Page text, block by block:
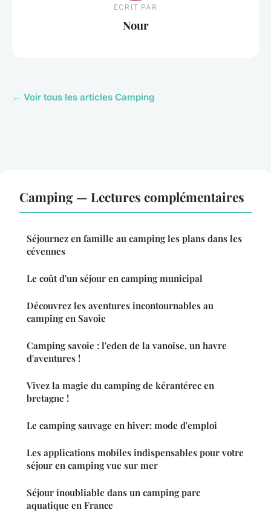
ECRIT PAR
Nour
← Voir tous les articles Camping
Camping — Lectures complémentaires
Séjournez en famille au camping les plans dans les
cévennes
Le coût d'un séjour en camping municipal
Découvrez les aventures incontournables au
camping en Savoie
Camping savoie : l'eden de la vanoise, un havre
d'aventures !
Vivez la magie du camping de kérantérec en
bretagne !
Le camping sauvage en hiver: mode d'emploi
Les applications mobiles indispensables pour votre
séjour en camping vue sur mer
Séjour inoubliable dans un camping parc
aquatique en France